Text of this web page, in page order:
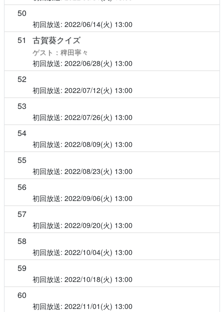
50
2022/06/14(火) 13:00
51 古賀葵クイズ
ゲスト：稗田寧々
2022/06/28(火) 13:00
52
2022/07/12(火) 13:00
53
2022/07/26(火) 13:00
54
2022/08/09(火) 13:00
55
2022/08/23(火) 13:00
56
2022/09/06(火) 13:00
57
2022/09/20(火) 13:00
58
2022/10/04(火) 13:00
59
2022/10/18(火) 13:00
60
2022/11/01(火) 13:00